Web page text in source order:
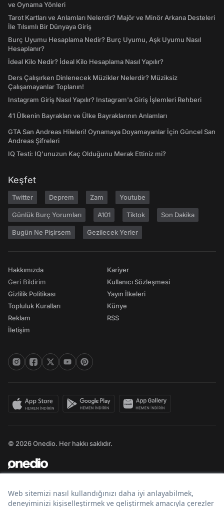
ve Oynama Yönleri
Tarot Kartları ve Anlamları Nelerdir? Majör ve Minör Arkana Desteleri
İle Tılsımlı Bir Dünyaya Giriş
Burç Uyumu Hesaplama Nedir? Burç Uyumu, Aşk Uyumu Nasıl
Hesaplanır?
İdeal Kilo Nedir? İdeal Kilo Hesaplama Nasıl Yapılır?
Ders Çalışırken Dinlenecek Müzikler Nelerdir? Müziksiz
Çalışamayanlar Toplanın!
Instagram Giriş Nasıl Yapılır? Instagram'a Giriş İşlemleri Rehberi
41 Ülkenin Bayrakları ve Ülke Bayraklarının Anlamları
GTA San Andreas Hileleri! Oynamaya Doyamayanlar İçin Güncel San
Andreas Şifreleri
IQ Testi: IQ'unuzun Kaç Olduğunu Merak Ettiniz mi?
Keşfet
Twitter Deprem Zam Youtube
Günlük Burç Yorumları A101 Tiktok Son Dakika
Bugün Ne Pişirsem Gezilecek Yerler
Hakkımızda
Geri Bildirim
Gizlilik Politikası
Topluluk Kuralları
Reklam
İletişim
Kariyer
Kullanıcı Sözleşmesi
Yayın İlkeleri
Künye
RSS
© 2026 Onedio. Her hakkı saklıdır.
Bir markasıdır.